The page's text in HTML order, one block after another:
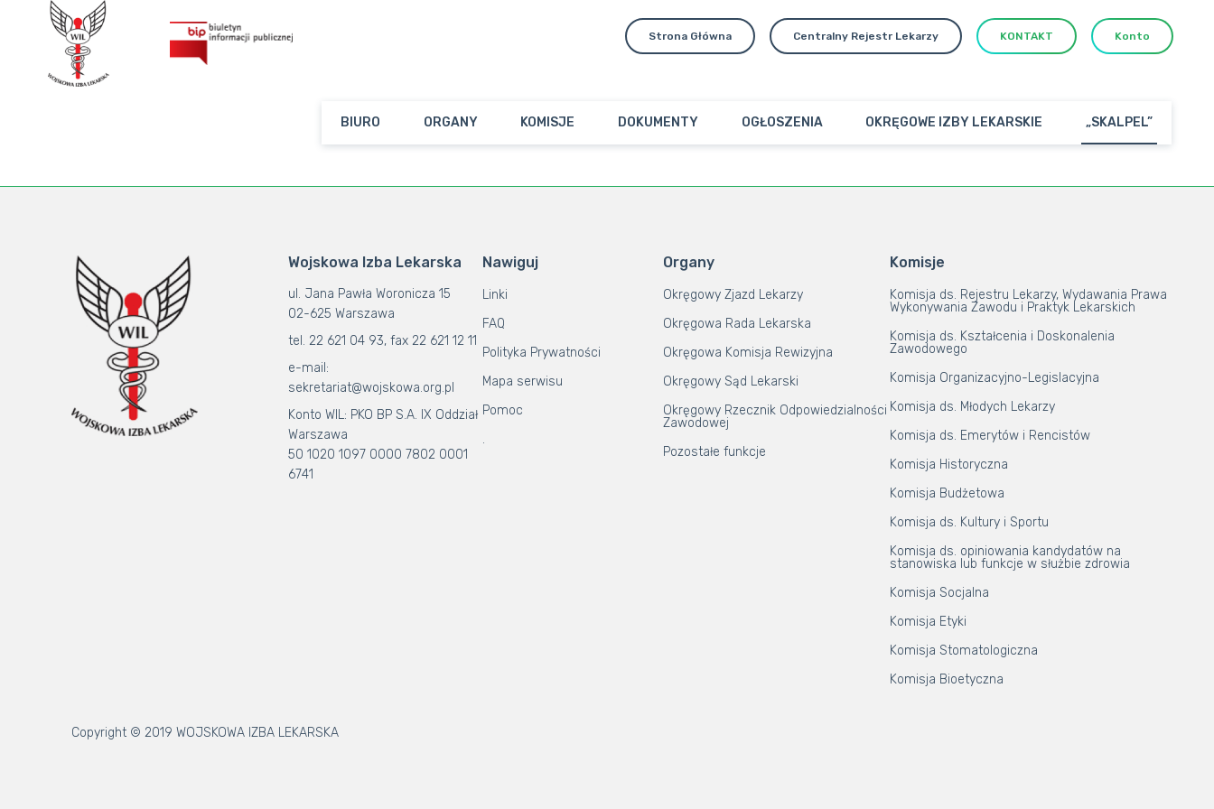
Strona Główna Centralny Rejestr Lekarzy KONTAKT Konto
BIURO ORGANY KOMISJE DOKUMENTY OGŁOSZENIA OKRĘGOWE IZBY LEKARSKIE „SKALPEL”
Wojskowa Izba Lekarska
ul. Jana Pawła Woronicza 15
02-625 Warszawa
tel. 22 621 04 93, fax 22 621 12 11
e-mail:
sekretariat@wojskowa.org.pl
Konto WIL: PKO BP S.A. IX Oddział
Warszawa
50 1020 1097 0000 7802 0001
6741
Nawiguj
Linki
FAQ
Polityka Prywatności
Mapa serwisu
Pomoc
.
Organy
Okręgowy Zjazd Lekarzy
Okręgowa Rada Lekarska
Okręgowa Komisja Rewizyjna
Okręgowy Sąd Lekarski
Okręgowy Rzecznik Odpowiedzialności
Zawodowej
Pozostałe funkcje
Komisje
Komisja ds. Rejestru Lekarzy, Wydawania Prawa
Wykonywania Zawodu i Praktyk Lekarskich
Komisja ds. Kształcenia i Doskonalenia
Zawodowego
Komisja Organizacyjno-Legislacyjna
Komisja ds. Młodych Lekarzy
Komisja ds. Emerytów i Rencistów
Komisja Historyczna
Komisja Budżetowa
Komisja ds. Kultury i Sportu
Komisja ds. opiniowania kandydatów na
stanowiska lub funkcje w służbie zdrowia
Komisja Socjalna
Komisja Etyki
Komisja Stomatologiczna
Komisja Bioetyczna
Copyright © 2019 WOJSKOWA IZBA LEKARSKA